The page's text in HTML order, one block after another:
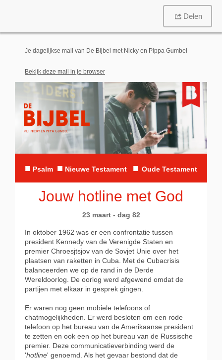
Delen
Je dagelijkse mail van De Bijbel met Nicky en Pippa Gumbel
Bekijk deze mail in je browser
■ Psalm ■ Nieuwe Testament ■ Oude Testament
Jouw hotline met God
23 maart - dag 82
In oktober 1962 was er een confrontatie tussen
president Kennedy van de Verenigde Staten en
premier Chroesjtsjov van de Sovjet Unie over het
plaatsen van raketten in Cuba. Met de Cubacrisis
balanceerden we op de rand in de Derde
Wereldoorlog. De oorlog werd afgewend omdat de
partijen met elkaar in gesprek gingen.
Er waren nog geen mobiele telefoons of
chatmogelijkheden. Er werd besloten om een rode
telefoon op het bureau van de Amerikaanse president
te zetten en ook een op het bureau van de Russische
premier. Deze communicatieverbinding werd de
'hotline' genoemd. Als het gevaar bestond dat de